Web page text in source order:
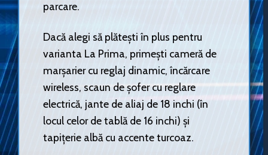
parcare.
Dacă alegi să plătești în plus pentru
varianta La Prima, primești cameră de
marșarier cu reglaj dinamic, încărcare
wireless, scaun de șofer cu reglare
electrică, jante de aliaj de 18 inchi (în
locul celor de tablă de 16 inchi) și
tapițerie albă cu accente turcoaz.